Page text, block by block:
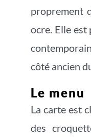
proprement
ocre. Elle est
côté ancien
Le menu
La carte est
des